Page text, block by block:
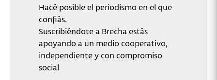
Hacé posible el periodismo en el que
confiás.
Suscribiéndote a Brecha estás
apoyando a un medio cooperativo,
independiente y con compromiso
social